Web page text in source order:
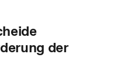
der